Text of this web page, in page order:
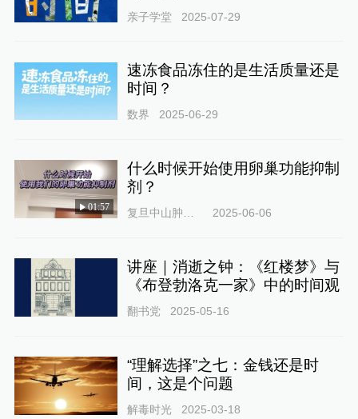
亲子学堂 2025-07-29
速冻食品冻住的是生活质量还是
时间？
数界 2025-06-29
01:57
什么时候开始使用卵巢功能抑制
剂？
复旦中山肿瘤徐蓓医生 2025-06-06
讲座｜消逝之钟：《红楼梦》与
《布登勃洛克一家》中的时间观
翻书党 2025-05-16
“理解选择”之七：金钱还是时
间，这是个问题
解毒时光 2025-03-18